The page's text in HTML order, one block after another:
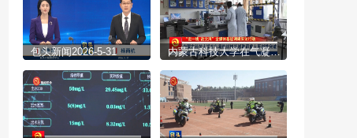
包头新闻2026-5-31 内蒙古科技大学在气凝胶材料领域取得重大原创性突破